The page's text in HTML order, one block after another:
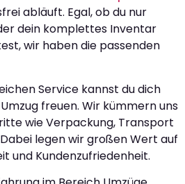
abläuft. Egal, ob du nur
dein komplettes Inventar
wir haben die passenden
Service kannst du dich
freuen. Wir kümmern uns
wie Verpackung, Transport
legen wir großen Wert auf
und Kundenzufriedenheit.